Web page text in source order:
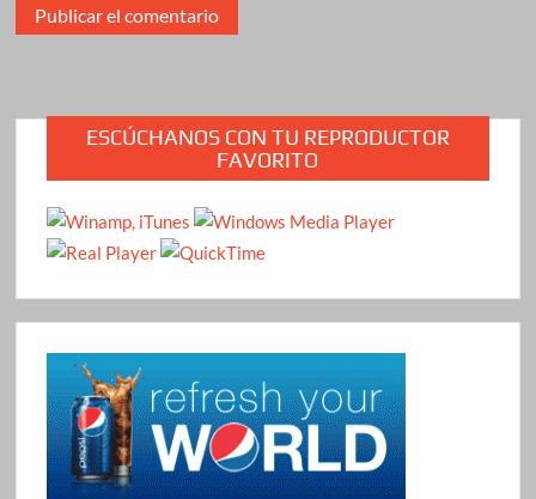
ESCÚCHANOS CON TU REPRODUCTOR
FAVORITO